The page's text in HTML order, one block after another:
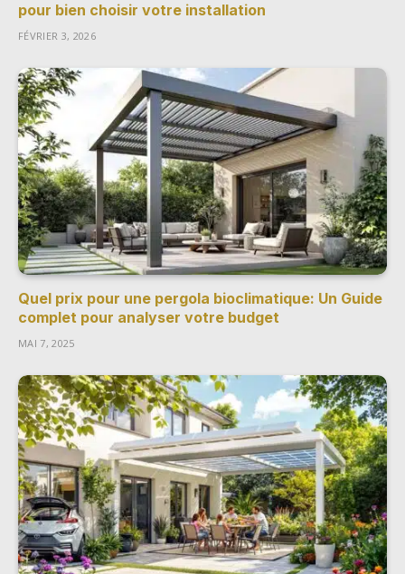
pour bien choisir votre installation
FÉVRIER 3, 2026
Quel prix pour une pergola bioclimatique: Un Guide
complet pour analyser votre budget
MAI 7, 2025